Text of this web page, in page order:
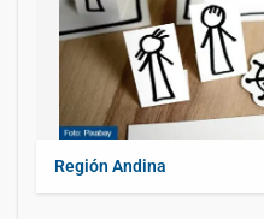
Región Andina